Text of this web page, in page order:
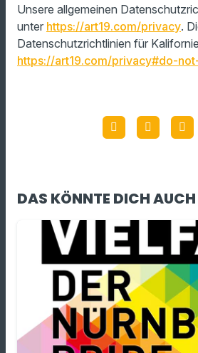
Unsere allgemeinen
unter https://art19.com/privacy.
Datenschutzrichtlinien für
https://art19.com/privacy#do-
DAS KÖNNTE DICH AUCH